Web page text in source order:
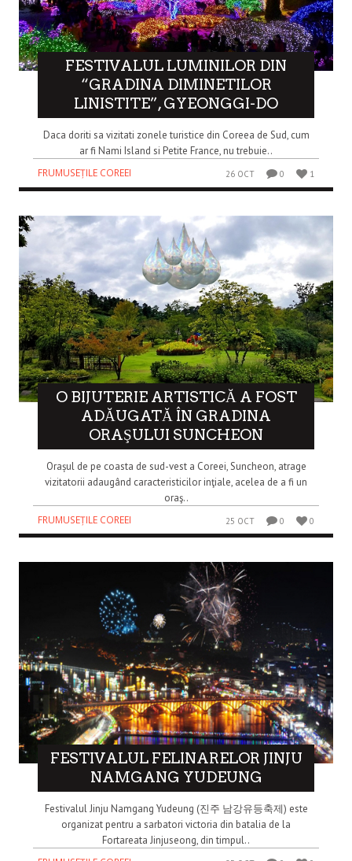
FESTIVALUL LUMINILOR DIN
“GRADINA DIMINETILOR
LINISTITE”, GYEONGGI-DO
Daca doriti sa vizitati zonele turistice din Coreea de Sud, cum
ar fi Nami Island si Petite France, nu trebuie..
FRUMUSEȚILE COREEI
26 OCT 0 1
O BIJUTERIE ARTISTICĂ A FOST
ADĂUGATĂ ÎN GRADINA
ORAŞULUI SUNCHEON
Orașul de pe coasta de sud-vest a Coreei, Suncheon, atrage
vizitatorii adaugând caracteristicilor inţiale, acelea de a fi un
oraş..
FRUMUSEȚILE COREEI
25 OCT 0 0
FESTIVALUL FELINARELOR JINJU
NAMGANG YUDEUNG
Festivalul Jinju Namgang Yudeung (진주 남강유등축제) este
organizat pentru a sarbatori victoria din batalia de la
Fortareata Jinjuseong, din timpul..